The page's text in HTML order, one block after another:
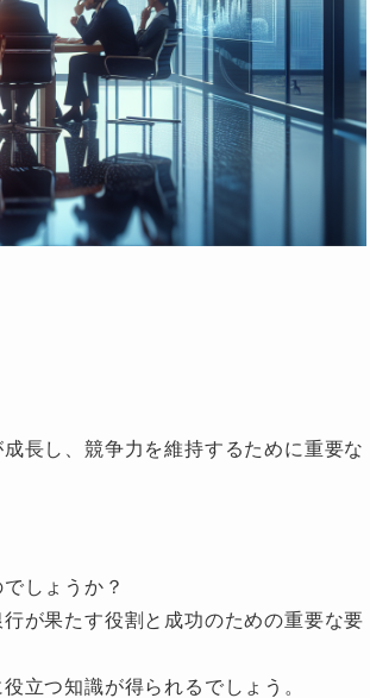
長し、競争力を維持するために重要な
しょうか？
が果たす役割と成功のための重要な要
立つ知識が得られるでしょう。